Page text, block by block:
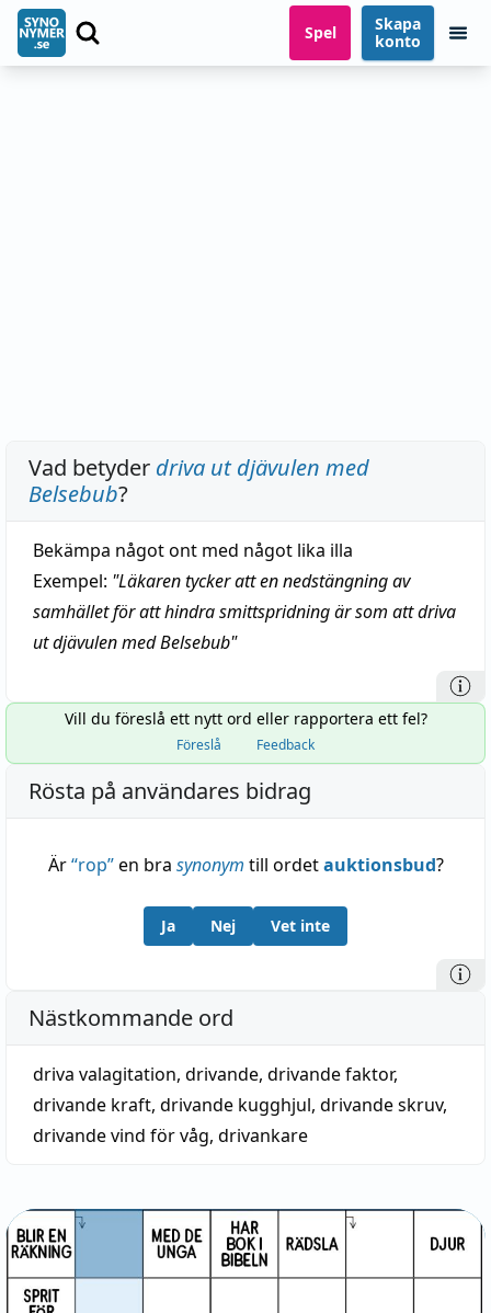
Spel
Skapa
konto
Vad betyder driva ut djävulen med
Belsebub?
Bekämpa något ont med något lika illa
Exempel: "Läkaren tycker att en nedstängning av
samhället för att hindra smittspridning är som att driva
ut djävulen med Belsebub"
Vill du föreslå ett nytt ord eller rapportera ett fel?
Föreslå Feedback
Rösta på användares bidrag
Är“rop”en bra synonym till ordetauktionsbud?
Ja Nej Vet inte
Nästkommande ord
driva valagitation, drivande, drivande faktor,
drivande kraft, drivande kugghjul, drivande skruv,
drivande vind för våg, drivankare